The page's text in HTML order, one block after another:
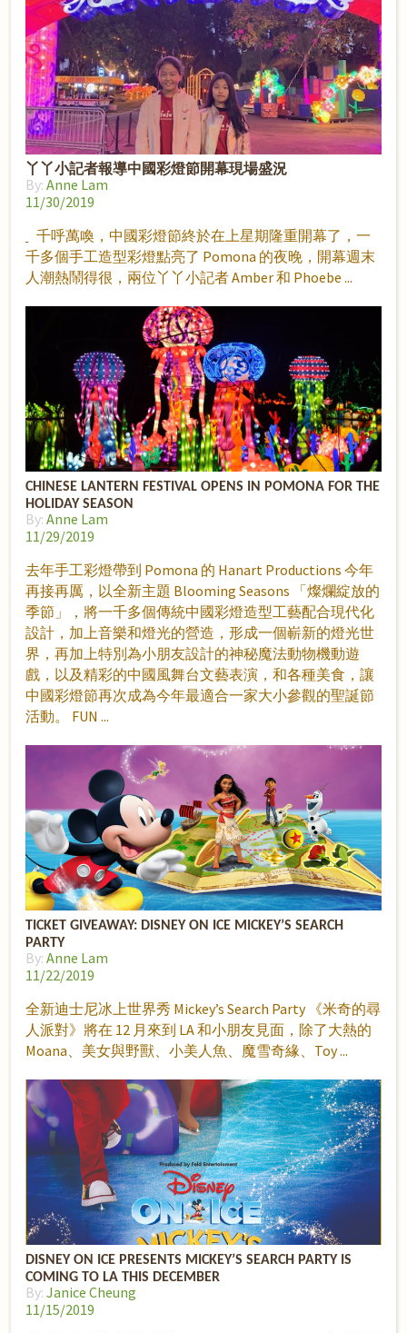
丫丫小記者報導中國彩燈節開幕現場盛況
By: Anne Lam
11/30/2019
千呼萬喚，中國彩燈節終於在上星期隆重開幕了，一
千多個手工造型彩燈點亮了 Pomona 的夜晚，開幕週末
人潮熱鬧得很，兩位丫丫小記者 Amber 和 Phoebe
CHINESE LANTERN FESTIVAL OPENS IN POMONA FOR THE
HOLIDAY SEASON
By: Anne Lam
11/29/2019
去年手工彩燈帶到 Pomona 的 Hanart Productions 今年
再接再厲，以全新主題 Blooming Seasons 「燦爛綻放的
季節」，將一千多個傳統中國彩燈造型工藝配合現代化
設計，加上音樂和燈光的營造，形成一個嶄新的燈光世
界，再加上特別為小朋友設計的神秘魔法動物機動遊
戲，以及精彩的中國風舞台文藝表演，和各種美食，讓
中國彩燈節再次成為今年最適合一家大小參觀的聖誕節
活動。 FUN
TICKET GIVEAWAY: DISNEY ON ICE MICKEY’S SEARCH
PARTY
By: Anne Lam
11/22/2019
全新迪士尼冰上世界秀 Mickey’s Search Party 《米奇的尋
人派對》將在 12 月來到 LA 和小朋友見面，除了大熱的
Moana、美女與野獸、小美人魚、魔雪奇緣、Toy
DISNEY ON ICE PRESENTS MICKEY’S SEARCH PARTY IS
COMING TO LA THIS DECEMBER
By: Janice Cheung
11/15/2019